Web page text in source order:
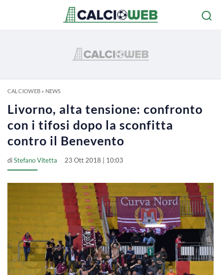
CALCIOWEB» NEWS
Livorno, alta tensione: confronto
con i tifosi dopo la sconfitta
contro il Benevento
diStefano Vitetta 23 Ott 2018 | 10:03